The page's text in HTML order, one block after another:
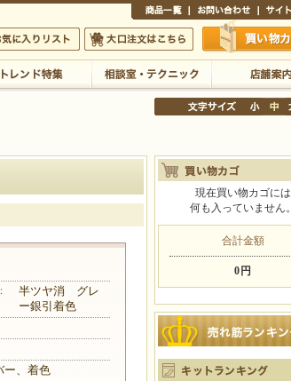
負担いたします
入りリスト 大口注文はこちら 買い物かご
店舗案内
半ツヤ消 グレ
ー銀引着色
ー、着色
現在買い物カゴには
何も入っていません。
合計金額
0円